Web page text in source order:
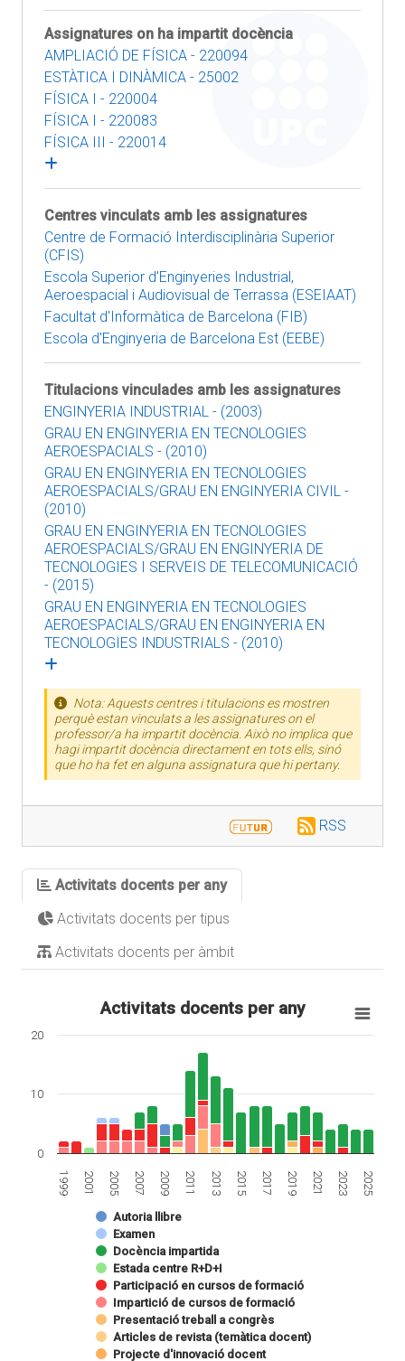
Assignatures on ha impartit docència
AMPLIACIÓ DE FÍSICA - 220094
ESTÀTICA I DINÀMICA - 25002
FÍSICA I - 220004
FÍSICA I - 220083
FÍSICA III - 220014
Centres vinculats amb les assignatures
Centre de Formació Interdisciplinària Superior
(CFIS)
Escola Superior d'Enginyeries Industrial,
Aeroespacial i Audiovisual de Terrassa (ESEIAAT)
Facultat d'Informàtica de Barcelona (FIB)
Escola d'Enginyeria de Barcelona Est (EEBE)
Titulacions vinculades amb les assignatures
ENGINYERIA INDUSTRIAL - (2003)
GRAU EN ENGINYERIA EN TECNOLOGIES
AEROESPACIALS - (2010)
GRAU EN ENGINYERIA EN TECNOLOGIES
AEROESPACIALS/GRAU EN ENGINYERIA CIVIL -
(2010)
GRAU EN ENGINYERIA EN TECNOLOGIES
AEROESPACIALS/GRAU EN ENGINYERIA DE
TECNOLOGIES I SERVEIS DE TELECOMUNICACIÓ
- (2015)
GRAU EN ENGINYERIA EN TECNOLOGIES
AEROESPACIALS/GRAU EN ENGINYERIA EN
TECNOLOGIES INDUSTRIALS - (2010)
Nota: Aquests centres i titulacions es mostren
perquè estan vinculats a les assignatures on el
professor/a ha impartit docència. Això no implica que
hagi impartit docència directament en tots ells, sinó
que ho ha fet en alguna assignatura que hi pertany.
RSS
Activitats docents per any
Activitats docents per tipus
Activitats docents per àmbit
Activitats docents per any
Autoria llibre
Examen
Docència impartida
Estada centre R+D+I
Participació en cursos de formació
Impartició de cursos de formació
Presentació treball a congrès
Articles de revista (temàtica docent)
Projecte d'innovació docent
1999 2001 2005 2007 2009 2011 2013 2015 2017 2019 2021 2023 2025
0
10
20